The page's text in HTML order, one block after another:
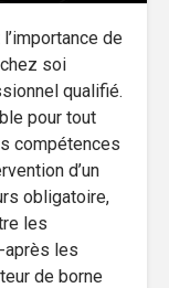
de
soi
qualifié.
pour tout
compétences
d’un
obligatoire,
les
après les
de borne